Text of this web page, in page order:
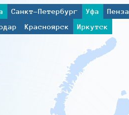
Санкт-Петербург Уфа Пенза
Красноярск Иркутск